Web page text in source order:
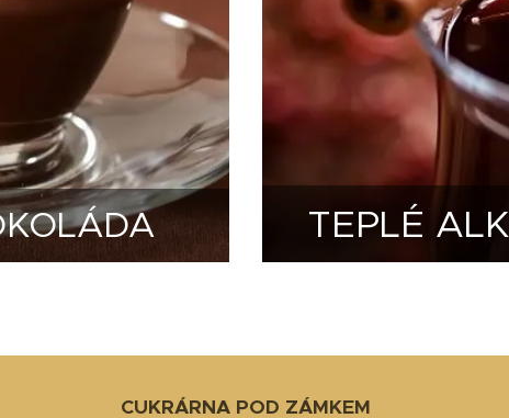
TEPLÉ
CUKRÁRNA POD ZÁMKEM